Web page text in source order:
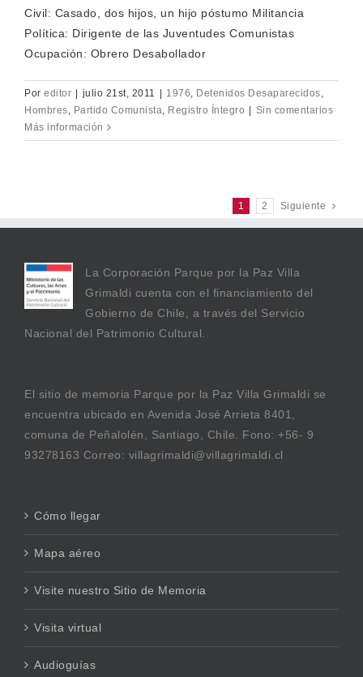
Civil: Casado, dos hijos, un hijo póstumo Militancia
Política: Dirigente de las Juventudes Comunistas
Ocupación: Obrero Desabollador
Por editor julio 21st, 2011 1976, Detenidos Desaparecidos,
Hombres, Partido Comunista, Registro Íntegro
Sin comentarios
Más información
1 2 Siguiente
La Corporación Parque por la Paz Villa
Grimaldi cuenta con el financiamiento del
Gobierno de Chile, a través del Servicio
Nacional del Patrimonio Cultural.
El sitio de memoria Parque por la Paz Villa Grimaldi se
encuentra ubicado en Avenida José Arrieta 8401,
comuna de Peñalolén, Santiago, Chile. Fono: +56- 9
93278163 Correo: villagrimaldi@villagrimaldi.cl
Cómo llegar
Mapa aéreo
Visite nuestro Sitio de Memoria
Visita virtual
Audioguías